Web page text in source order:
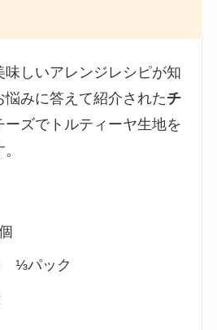
味しいアレンジレシピが知
悩みに答えて紹介されたチ
ーズでトルティーヤ生地を
⅓パック